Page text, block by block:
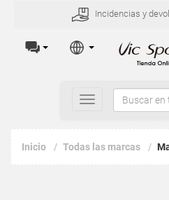
Incidencias y
Toggle
navigation
Inicio Todas las marcas